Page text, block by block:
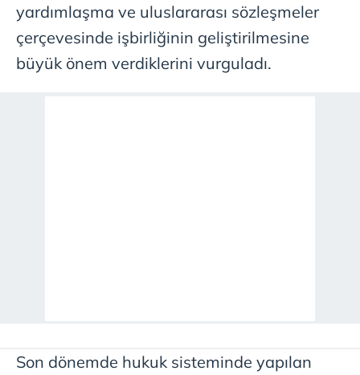
yardımlaşma ve uluslararası sözleşmeler
çerçevesinde işbirliğinin geliştirilmesine
büyük önem verdiklerini vurguladı.
Son dönemde hukuk sisteminde yapılan